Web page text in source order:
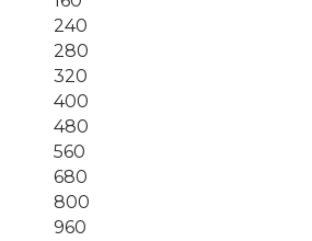
240
280
320
400
480
560
680
800
960